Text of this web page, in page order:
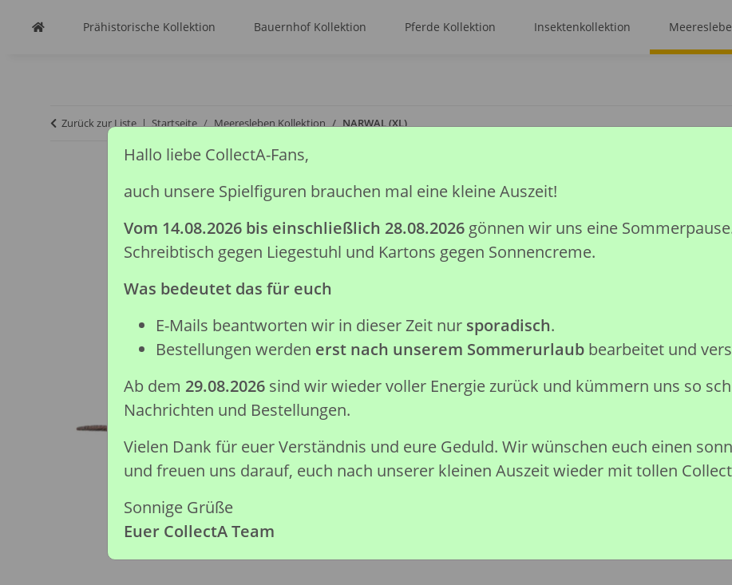
Prähistorische Kollektion Bauernhof Kollektion Pferde Kollektion Insektenkollektion
Zurück zur Liste Startseite Meeresleben Kollektion NARWAL (XL)
NARWAL (XL)
GTIN: 4892900886152
Achtung: Nicht geeignet für
verschluckbare Kleinteile.
Preise nach Anmeldung sichtbar
Hallo liebe CollectA-Fans,
auch unsere Spielfiguren brauchen mal eine kleine Auszeit!
Vom 14.08.2026 bis einschließlich 28.08.2026 gönnen wir uns eine
Schreibtisch gegen Liegestuhl und Kartons gegen Sonnencreme.
Was bedeutet das für euch
E-Mails beantworten wir in dieser Zeit nur sporadisch.
Bestellungen werden erst nach unserem Sommerurlaub bearbeitet und
Ab dem 29.08.2026 sind wir wieder voller Energie zurück und kümmern uns so
Nachrichten und Bestellungen.
Vielen Dank für euer Verständnis und eure Geduld. Wir wünschen euch einen
und freuen uns darauf, euch nach unserer kleinen Auszeit wieder mit tollen
Sonnige Grüße
Euer CollectA Team